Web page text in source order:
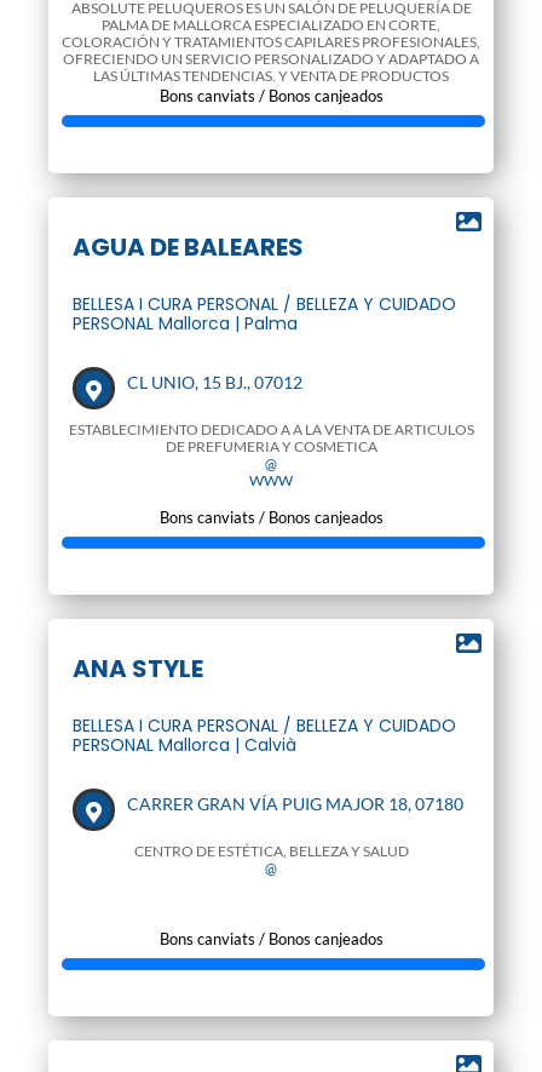
ABSOLUTE PELUQUEROS ES UN SALÓN DE PELUQUERÍA DE
PALMA DE MALLORCA ESPECIALIZADO EN CORTE,
COLORACIÓN Y TRATAMIENTOS CAPILARES PROFESIONALES,
OFRECIENDO UN SERVICIO PERSONALIZADO Y ADAPTADO A
LAS ÚLTIMAS TENDENCIAS. Y VENTA DE PRODUCTOS
ESPECIALIZADOS
WWW
Bons canviats / Bonos canjeados
AGUA DE BALEARES
BELLESA I CURA PERSONAL / BELLEZA Y CUIDADO
PERSONAL Mallorca | Palma
CL UNIO, 15 BJ., 07012
ESTABLECIMIENTO DEDICADO A A LA VENTA DE ARTICULOS
DE PREFUMERIA Y COSMETICA
@
WWW
Bons canviats / Bonos canjeados
ANA STYLE
BELLESA I CURA PERSONAL / BELLEZA Y CUIDADO
PERSONAL Mallorca | Calvià
CARRER GRAN VÍA PUIG MAJOR 18, 07180
CENTRO DE ESTÉTICA, BELLEZA Y SALUD
@
Bons canviats / Bonos canjeados